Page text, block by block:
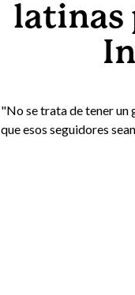
latinas
"No se trata de tener un
que esos seguidores